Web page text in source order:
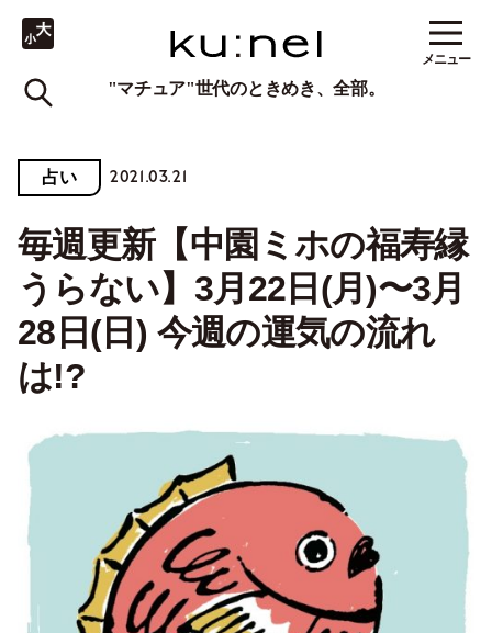
"マチュア"世代のときめき、全部。
メニュー
占い 2021.03.21
毎週更新【中園ミホの福寿縁
うらない】3月22日(月)〜3月
28日(日) 今週の運気の流れ
は!?